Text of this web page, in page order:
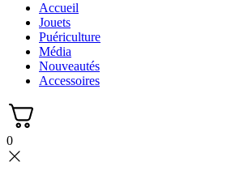
Accueil
Jouets
Puériculture
Média
Nouveautés
Accessoires
0